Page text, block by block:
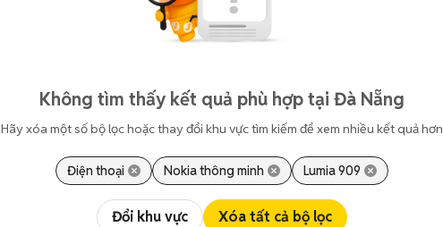
Không tìm thấy kết quả phù hợp tại Đà Nẵng
Hãy xóa một số bộ lọc hoặc thay đổi khu vực tìm kiếm để xem nhiều kết quả hơn
Điện thoại Nokia thông minh Lumia 909
Đổi khu vực Xóa tất cả bộ lọc